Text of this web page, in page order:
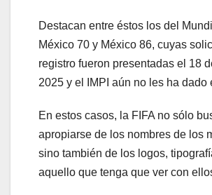
Destacan entre éstos los del
México 70 y México 86, cuyas
registro fueron presentadas el 18
2025 y el IMPI aún no les ha dado
En estos casos, la FIFA no sólo
apropiarse de los nombres de los
sino también de los logos,
aquello que tenga que ver con